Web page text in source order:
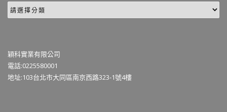
穎科實業有限公司
電話:0225580001
地址:103台北市大同區南京西路323-1號4樓